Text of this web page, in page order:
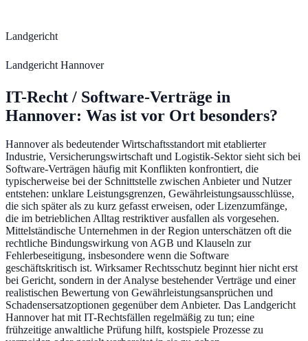
Landgericht
Landgericht Hannover
IT-Recht / Software-Verträge in
Hannover: Was ist vor Ort besonders?
Hannover als bedeutender Wirtschaftsstandort mit etablierter
Industrie, Versicherungswirtschaft und Logistik-Sektor sieht sich bei
Software-Verträgen häufig mit Konflikten konfrontiert, die
typischerweise bei der Schnittstelle zwischen Anbieter und Nutzer
entstehen: unklare Leistungsgrenzen, Gewährleistungsausschlüsse,
die sich später als zu kurz gefasst erweisen, oder Lizenzumfänge,
die im betrieblichen Alltag restriktiver ausfallen als vorgesehen.
Mittelständische Unternehmen in der Region unterschätzen oft die
rechtliche Bindungswirkung von AGB und Klauseln zur
Fehlerbeseitigung, insbesondere wenn die Software
geschäftskritisch ist. Wirksamer Rechtsschutz beginnt hier nicht erst
bei Gericht, sondern in der Analyse bestehender Verträge und einer
realistischen Bewertung von Gewährleistungsansprüchen und
Schadensersatzoptionen gegenüber dem Anbieter. Das Landgericht
Hannover hat mit IT-Rechtsfällen regelmäßig zu tun; eine
frühzeitige anwaltliche Prüfung hilft, kostspiele Prozesse zu